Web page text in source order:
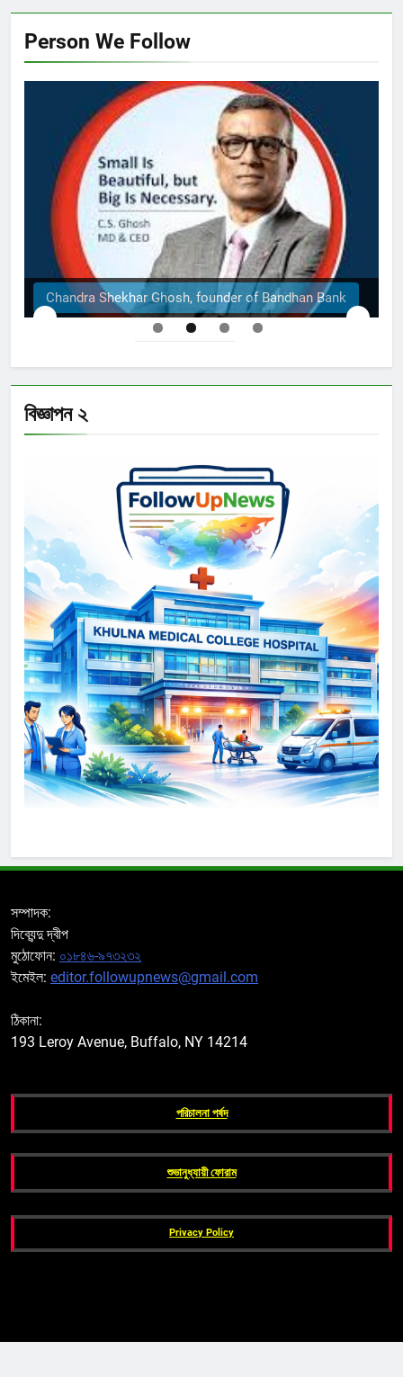
Person We Follow
Bandhan Bank The Structural Engineers Ltd |
বিজ্ঞাপন ২
সম্পাদক:
দিব্যেন্দু দ্বীপ
মুঠোফোন: ০১৮৪৬-৯৭৩২৩২
ইমেইল: editor.followupnews@gmail.com
ঠিকানা:
193 Leroy Avenue, Buffalo, NY 14214
পরিচালনা পর্ষদ
শুভানুধ্যায়ী ফোরাম
Privacy Policy